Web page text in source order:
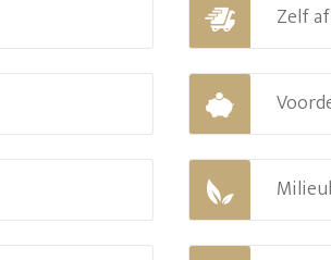
Zelf